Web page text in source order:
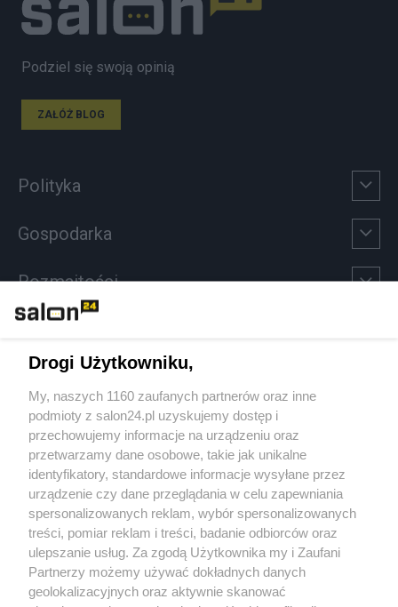
Podziel się swoją opinią
ZAŁÓŻ BLOG
Polityka
Gospodarka
Rozmaitości
Sport
Społeczeństwo
Kultura
X Facebook Instagram Youtube
Drogi Użytkowniku,
My, naszych 1160 zaufanych partnerów oraz inne
podmioty z salon24.pl uzyskujemy dostęp i
przechowujemy informacje na urządzeniu oraz
przetwarzamy dane osobowe, takie jak unikalne
identyfikatory, standardowe informacje wysyłane przez
urządzenie czy dane przeglądania w celu zapewniania
spersonalizowanych reklam, wybór spersonalizowanych
treści, pomiar reklam i treści, badanie odbiorców oraz
ulepszanie usług. Za zgodą Użytkownika my i Zaufani
Partnerzy możemy używać dokładnych danych
geolokalizacyjnych oraz aktywnie skanować